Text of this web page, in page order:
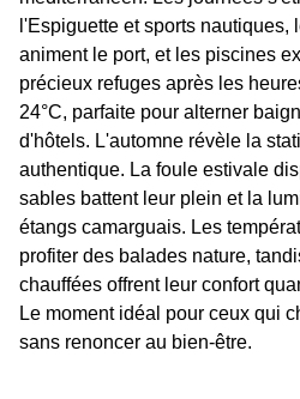
l'Espiguette et sports nautiques,
animent le port, et les piscines
précieux refuges après les
24°C, parfaite pour alterner
d'hôtels. L'automne révèle la
authentique. La foule estivale
sables battent leur plein et la
étangs camarguais. Les
profiter des balades nature,
chauffées offrent leur confort
Le moment idéal pour ceux qui
sans renoncer au bien-être.